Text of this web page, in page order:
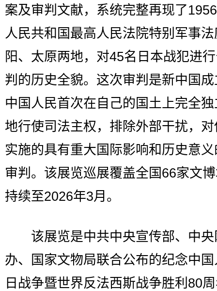
案及审判文献，系统完整再现了
人民共和国最高人民法院特别军事
阳、太原两地，对45名日本战犯进
判的历史全貌。这次审判是新中国
中国人民首次在自己的国土上完全
地行使司法主权，排除外部干扰，
实施的具有重大国际影响和历史意
审判。该展览巡展覆盖全国66家文
持续至2026年3月。
该展览是中共中央宣传部、中央
办、国家文物局联合公布的纪念中
日战争暨世界反法西斯战争胜利80